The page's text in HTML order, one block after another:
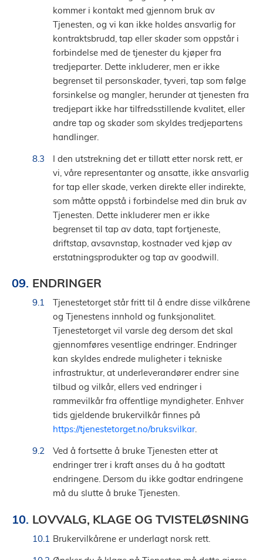
kommer i kontakt med gjennom bruk av
Tjenesten, og vi kan ikke holdes ansvarlig for
kontraktsbrudd, tap eller skader som oppstår i
forbindelse med de tjenester du kjøper fra
tredjeparter. Dette inkluderer, men er ikke
begrenset til personskader, tyveri, tap som følge
forsinkelse og mangler, herunder at tjenesten fra
tredjepart ikke har tilfredsstillende kvalitet, eller
andre tap og skader som skyldes tredjepartens
handlinger.
I den utstrekning det er tillatt etter norsk rett, er
vi, våre representanter og ansatte, ikke ansvarlig
for tap eller skade, verken direkte eller indirekte,
som måtte oppstå i forbindelse med din bruk av
Tjenesten. Dette inkluderer men er ikke
begrenset til tap av data, tapt fortjeneste,
driftstap, avsavnstap, kostnader ved kjøp av
erstatningsprodukter og tap av goodwill.
ENDRINGER
Tjenestetorget står fritt til å endre disse vilkårene
og Tjenestens innhold og funksjonalitet.
Tjenestetorget vil varsle deg dersom det skal
gjennomføres vesentlige endringer. Endringer
kan skyldes endrede muligheter i tekniske
infrastruktur, at underleverandører endrer sine
tilbud og vilkår, ellers ved endringer i
rammevilkår fra offentlige myndigheter. Enhver
tids gjeldende brukervilkår finnes på
https://tjenestetorget.no/bruksvilkar.
Ved å fortsette å bruke Tjenesten etter at
endringer trer i kraft anses du å ha godtatt
endringene. Dersom du ikke godtar endringene
må du slutte å bruke Tjenesten.
LOVVALG, KLAGE OG TVISTELØSNING
Brukervilkårene er underlagt norsk rett.